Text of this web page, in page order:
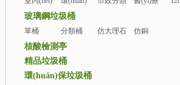
塑料桶
衛(wèi)塑
料桶
玻璃鋼垃圾桶
單桶 分類桶
仿大理石
仿銅
核酸檢測亭
精品垃圾桶
環(huán)保垃圾桶